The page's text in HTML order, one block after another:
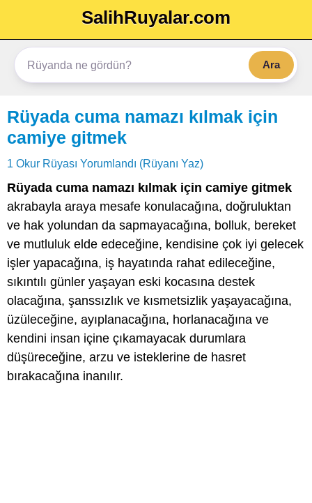
SalihRuyalar.com
Ara
Rüyada cuma namazı kılmak için
camiye gitmek
1 Okur Rüyası Yorumlandı (Rüyanı Yaz)
Rüyada cuma namazı kılmak için camiye gitmek
akrabayla araya mesafe konulacağına, doğruluktan
ve hak yolundan da sapmayacağına, bolluk, bereket
ve mutluluk elde edeceğine, kendisine çok iyi gelecek
işler yapacağına, iş hayatında rahat edileceğine,
sıkıntılı günler yaşayan eski kocasına destek
olacağına, şanssızlık ve kısmetsizlik yaşayacağına,
üzüleceğine, ayıplanacağına, horlanacağına ve
kendini insan içine çıkamayacak durumlara
düşüreceğine, arzu ve isteklerine de hasret
bırakacağına inanılır.